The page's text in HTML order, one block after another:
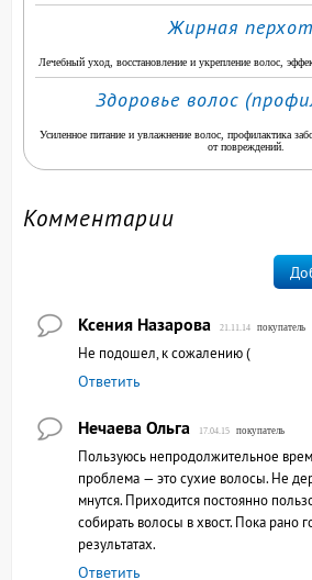
Жирная
Лечебный уход, восстановление и укрепление волос,
Здоровье волос
Усиленное питание и увлажнение волос, профилактика
от повреждений.
Комментарии
Ксения Назарова 21.11.14 покупатель
Не подошел, к сожалению (
Ответить
Нечаева Ольга 17.04.15 покупатель
Пользуюсь непродолжительное
проблема — это сухие волосы. Не
мнутся. Приходится постоянно
собирать волосы в хвост. Пока рано
результатах.
Ответить